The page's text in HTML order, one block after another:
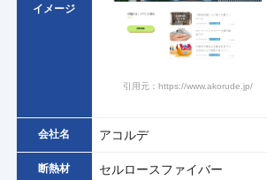
イメージ
引用元：https://www.akorude.jp/
会社名 アコルデ
断熱材 セルロースファイバー